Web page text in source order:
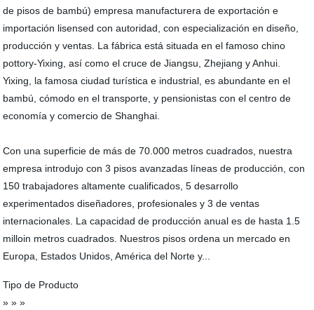
de pisos de bambú) empresa manufacturera de exportación e
importación lisensed con autoridad, con especialización en diseño,
producción y ventas. La fábrica está situada en el famoso chino
pottory-Yixing, así como el cruce de Jiangsu, Zhejiang y Anhui.
Yixing, la famosa ciudad turística e industrial, es abundante en el
bambú, cómodo en el transporte, y pensionistas con el centro de
economía y comercio de Shanghai.
Con una superficie de más de 70.000 metros cuadrados, nuestra
empresa introdujo con 3 pisos avanzadas líneas de producción, con
150 trabajadores altamente cualificados, 5 desarrollo
experimentados diseñadores, profesionales y 3 de ventas
internacionales. La capacidad de producción anual es de hasta 1.5
milloin metros cuadrados. Nuestros pisos ordena un mercado en
Europa, Estados Unidos, América del Norte y...
Tipo de Producto
» » »